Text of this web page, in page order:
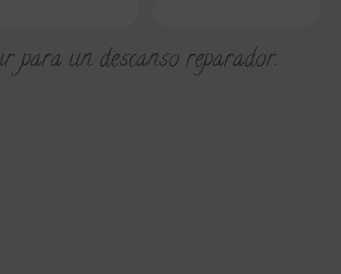
un descanso reparador.